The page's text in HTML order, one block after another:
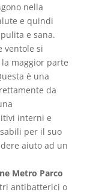
nella
e quindi
e sana.
ventole si
maggior parte
è una
da
interni e
per il suo
aiuto ad un
Metro Parco
antibatterici o